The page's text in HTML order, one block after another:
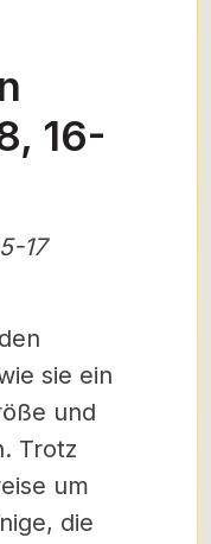
16-
17
sie ein
und
Trotz
um
die